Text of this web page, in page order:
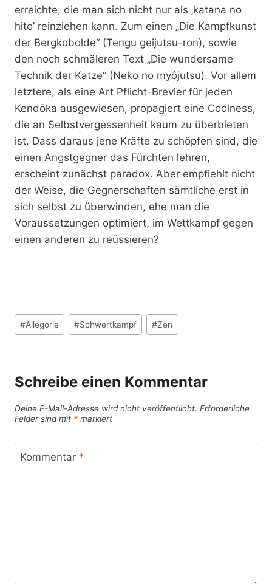
erreichte, die man sich nicht nur als ‚katana no
hito’ reinziehen kann. Zum einen „Die Kampfkunst
der Bergkobolde“ (Tengu geijutsu-ron), sowie
den noch schmäleren Text „Die wundersame
Technik der Katze“ (Neko no myôjutsu). Vor allem
letztere, als eine Art Pflicht-Brevier für jeden
Kendōka ausgewiesen, propagiert eine Coolness,
die an Selbstvergessenheit kaum zu überbieten
ist. Dass daraus jene Kräfte zu schöpfen sind, die
einen Angstgegner das Fürchten lehren,
erscheint zunächst paradox. Aber empfiehlt nicht
der Weise, die Gegnerschaften sämtliche erst in
sich selbst zu überwinden, ehe man die
Voraussetzungen optimiert, im Wettkampf gegen
einen anderen zu reüssieren?
Schlagworte:
#Allegorie #Schwertkampf #Zen
Schreibe einen Kommentar
Deine E-Mail-Adresse wird nicht veröffentlicht. Erforderliche
Felder sind mit * markiert
Kommentar *